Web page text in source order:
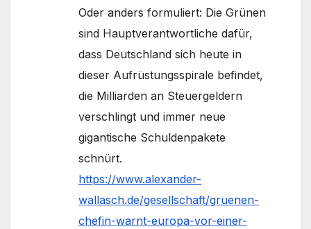
Oder anders formuliert: Die Grünen
sind Hauptverantwortliche dafür,
dass Deutschland sich heute in
dieser Aufrüstungsspirale befindet,
die Milliarden an Steuergeldern
verschlingt und immer neue
gigantische Schuldenpakete
schnürt.
https://www.alexander-
wallasch.de/gesellschaft/gruenen-
chefin-warnt-europa-vor-einer-